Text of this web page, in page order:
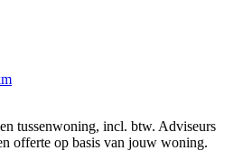
tussenwoning, incl. btw. Adviseurs
offerte op basis van jouw woning.